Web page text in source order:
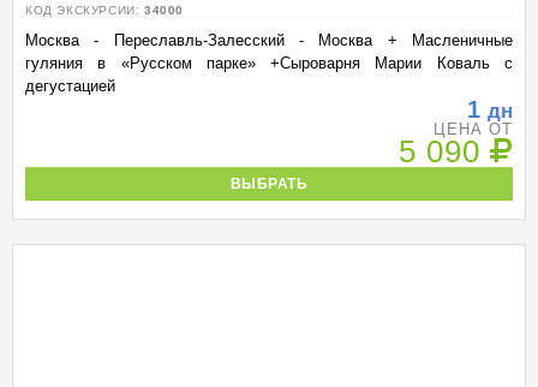
КОД ЭКСКУРСИИ: 34000
Москва - Переславль-Залесский - Москва + Масленичные
гуляния в «Русском парке» +Сыроварня Марии Коваль с
дегустацией
1 дн
ЦЕНА ОТ
5 090
ВЫБРАТЬ